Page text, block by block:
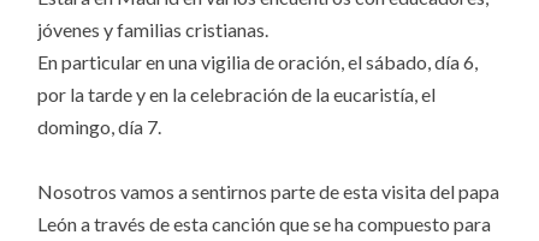
jóvenes y familias cristianas.
En particular en una vigilia de oración, el sábado, día 6,
por la tarde y en la celebración de la eucaristía, el
domingo, día 7.
Nosotros vamos a sentirnos parte de esta visita del papa
León a través de esta canción que se ha compuesto para